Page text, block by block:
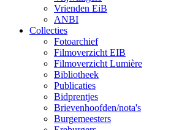
Vrienden EiB
ANBI
Collecties
Fotoarchief
Filmoverzicht EIB
Filmoverzicht Lumière
Bibliotheek
Publicaties
Bidprentjes
Brievenhoofden/nota's
Burgemeesters